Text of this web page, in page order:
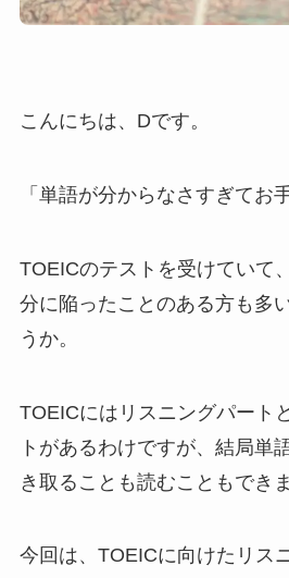
こんにちは、Dです。
「単語が分からなさすぎてお
TOEICのテストを受けていて
分に陥ったことのある方も多
うか。
TOEICにはリスニングパート
トがあるわけですが、結局単
き取ることも読むこともでき
今回は、TOEICに向けたリス